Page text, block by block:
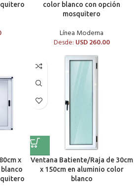
color blanco con opción
mosquitero
Línea Moderna
Desde: USD260.00
x
Ventana Batiente/Raja de 30cm
x 150cm en aluminio color
blanco